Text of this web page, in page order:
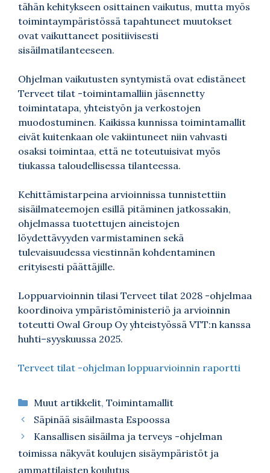
tähän kehitykseen osittainen vaikutus, mutta myös
toimintaympäristössä tapahtuneet muutokset
ovat vaikuttaneet positiivisesti
sisäilmatilanteeseen.
Ohjelman vaikutusten syntymistä ovat edistäneet
Terveet tilat -toimintamalliin jäsennetty
toimintatapa, yhteistyön ja verkostojen
muodostuminen. Kaikissa kunnissa toimintamallit
eivät kuitenkaan ole vakiintuneet niin vahvasti
osaksi toimintaa, että ne toteutuisivat myös
tiukassa taloudellisessa tilanteessa.
Kehittämistarpeina arvioinnissa tunnistettiin
sisäilmateemojen esillä pitäminen jatkossakin,
ohjelmassa tuotettujen aineistojen
löydettävyyden varmistaminen sekä
tulevaisuudessa viestinnän kohdentaminen
erityisesti päättäjille.
Loppuarvioinnin tilasi Terveet tilat 2028 -ohjelmaa
koordinoiva ympäristöministeriö ja arvioinnin
toteutti Owal Group Oy yhteistyössä VTT:n kanssa
huhti–syyskuussa 2025.
Terveet tilat -ohjelman loppuarvioinnin raportti
Kategoriat
Muut artikkelit, Toimintamallit
Säpinää sisäilmasta Espoossa
Kansallisen sisäilma ja terveys -ohjelman
toimissa näkyvät koulujen sisäympäristöt ja
ammattilaisten koulutus